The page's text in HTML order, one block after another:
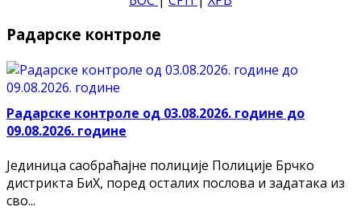
Радарске контроле
Радарске контроле од 03.08.2026. године до
09.08.2026. године
Јединица саобраћајне полиције Полиције Брчко
дистрикта БиХ, поред осталих послова и задатака из
сво...